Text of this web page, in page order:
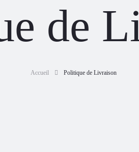
de
Accueil Politique de Livraison